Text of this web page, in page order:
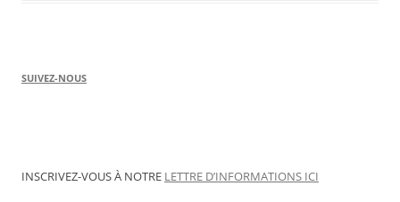
SUIVEZ-NOUS
INSCRIVEZ-VOUS À NOTRE LETTRE D’INFORMATIONS ICI